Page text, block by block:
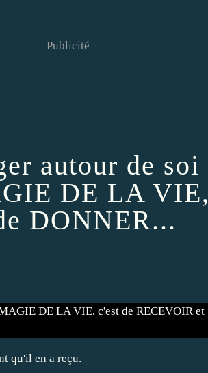
Publicité
autour de soi
DE LA VIE,
DONNER...
qu'il en a reçu.